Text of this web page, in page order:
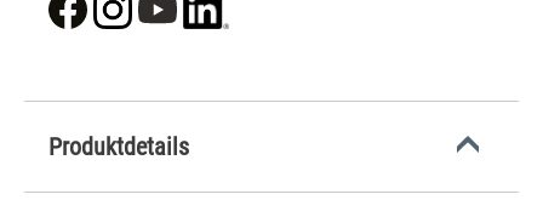
Produktdetails